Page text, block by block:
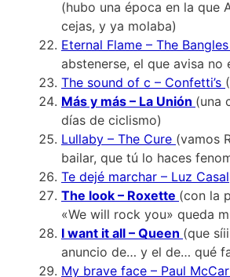
(hubo una época en la que
cejas, y ya molaba)
Eternal Flame – The Bangles
abstenerse, el que avisa no
The sound of c – Confetti’s
Más y más – La Unión (una
días de ciclismo)
Lullaby – The Cure (vamos
bailar, que tú lo haces
Te dejé marchar – Luz Casal
The look – Roxette (con la
«We will rock you» queda
I want it all – Queen (que
anuncio de… y el de… qué
My brave face – Paul